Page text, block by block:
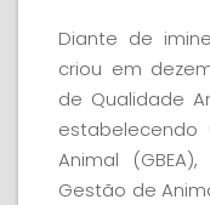
Diante de
criou em
de Qualidade
Animal (GBEA),
Gestão de